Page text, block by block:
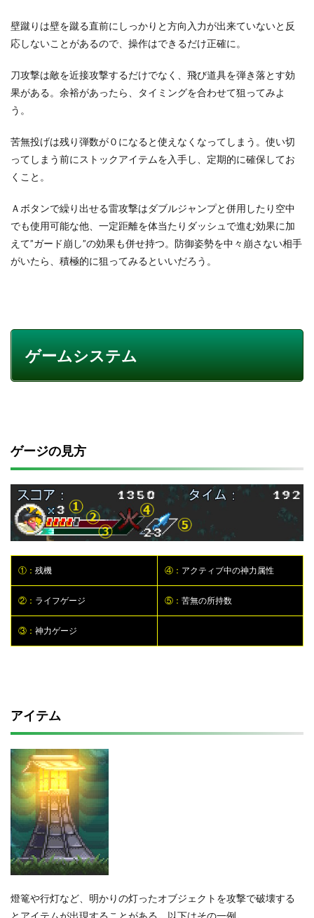
壁蹴りは壁を蹴る直前にしっかりと方向入力が出来ていないと反
応しないことがあるので、操作はできるだけ正確に。
刀攻撃は敵を近接攻撃するだけでなく、飛び道具を弾き落とす効
果がある。余裕があったら、タイミングを合わせて狙ってみよ
う。
苦無投げは残り弾数が０になると使えなくなってしまう。使い切
ってしまう前にストックアイテムを入手し、定期的に確保してお
くこと。
Ａボタンで繰り出せる雷攻撃はダブルジャンプと併用したり空中
でも使用可能な他、一定距離を体当たりダッシュで進む効果に加
えて”ガード崩し”の効果も併せ持つ。防御姿勢を中々崩さない相手
がいたら、積極的に狙ってみるといいだろう。
ゲームシステム
ゲージの見方
①： 残機 ④： アクティブ中の神力属性
②： ライフゲージ ⑤： 苦無の所持数
③： 神力ゲージ
アイテム
燈篭や行灯など、明かりの灯ったオブジェクトを攻撃で破壊する
とアイテムが出現することがある。以下はその一例。